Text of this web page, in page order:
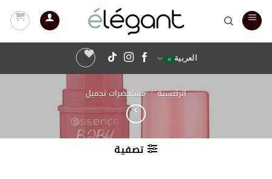
تخطي
للمحتوى
العربية
الرئيسية / مستحضرات تجميل
تصفية